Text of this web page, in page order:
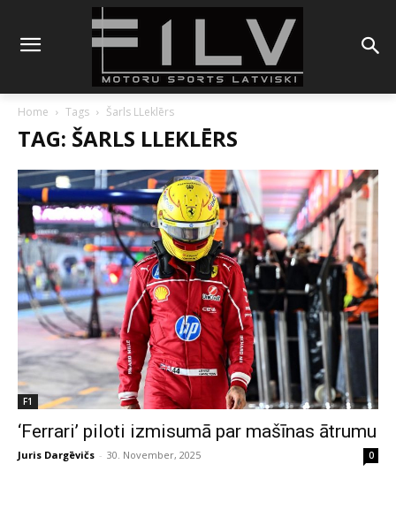
Home Tags Šarls LLeklērs
TAG: ŠARLS LLEKLĒRS
F1
‘Ferrari’ piloti izmisumā par mašīnas ātrumu
Juris Dargēvičs - 30. November, 2025 0